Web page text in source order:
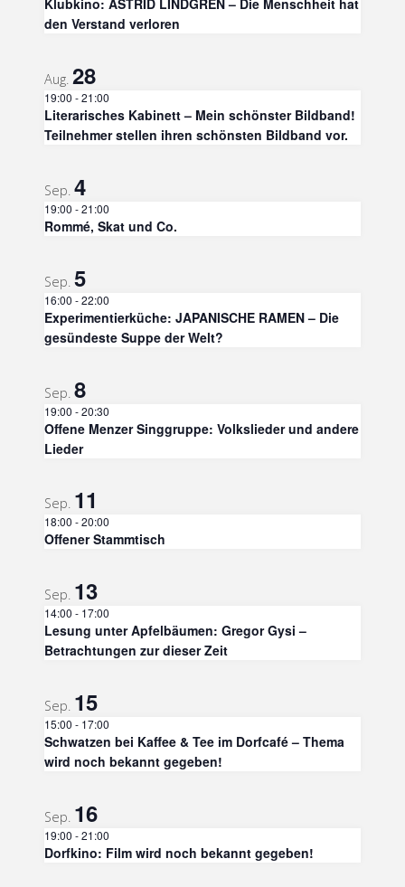
Klubkino: ASTRID LINDGREN – Die Menschheit hat
den Verstand verloren
Aug. 28
19:00 -21:00
Literarisches Kabinett – Mein schönster Bildband!
Teilnehmer stellen ihren schönsten Bildband vor.
Sep. 4
19:00 -21:00
Rommé, Skat und Co.
Sep. 5
16:00 -22:00
Experimentierküche: JAPANISCHE RAMEN – Die
gesündeste Suppe der Welt?
Sep. 8
19:00 -20:30
Offene Menzer Singgruppe: Volkslieder und andere
Lieder
Sep. 11
18:00 -20:00
Offener Stammtisch
Sep. 13
14:00 - 17:00
Lesung unter Apfelbäumen: Gregor Gysi –
Betrachtungen zur dieser Zeit
Sep. 15
15:00 - 17:00
Schwatzen bei Kaffee & Tee im Dorfcafé – Thema
wird noch bekannt gegeben!
Sep. 16
19:00 -21:00
Dorfkino: Film wird noch bekannt gegeben!